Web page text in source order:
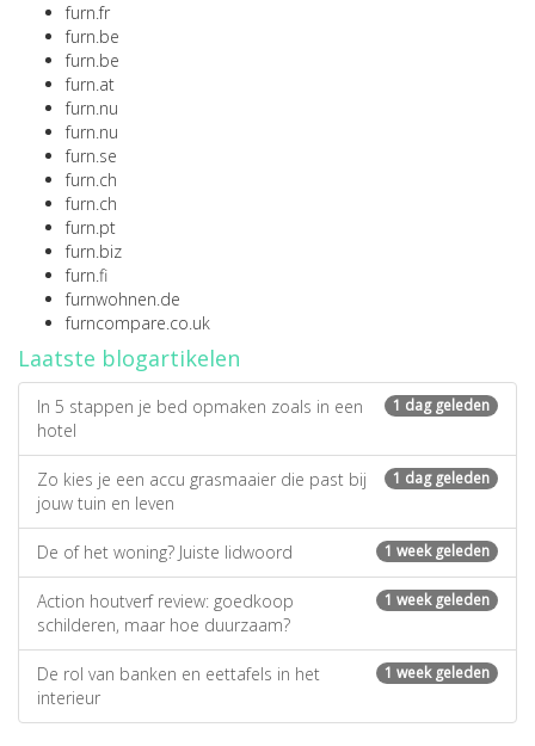
furn.fr
furn.be
furn.be
furn.at
furn.nu
furn.nu
furn.se
furn.ch
furn.ch
furn.pt
furn.biz
furn.fi
furnwohnen.de
furncompare.co.uk
Laatste blogartikelen
1 dag geleden
In 5 stappen je bed opmaken zoals in een
hotel
1 dag geleden
Zo kies je een accu grasmaaier die past bij
jouw tuin en leven
1 week geleden
De of het woning? Juiste lidwoord
1 week geleden
Action houtverf review: goedkoop
schilderen, maar hoe duurzaam?
1 week geleden
De rol van banken en eettafels in het
interieur